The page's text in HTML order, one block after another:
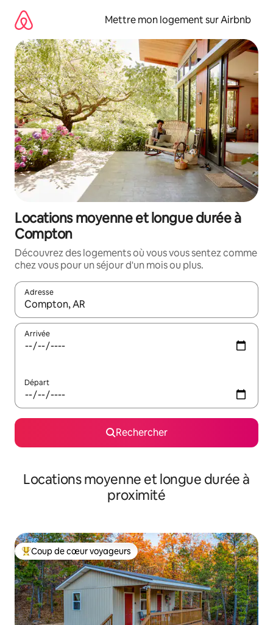
directement
contenu
Mettre mon logement sur Airbnb
Locations moyenne et longue durée à
Compton
Découvrez des logements où vous vous sentez comme
chez vous pour un séjour d'un mois ou plus.
Adresse
Lorsque les résultats s'affichent, utilisez les flèches vers le
Arrivée
Départ
Rechercher
Locations moyenne et longue durée à
proximité
Coups de cœur voyageurs les plus appréciés
Coup de cœur voyageurs